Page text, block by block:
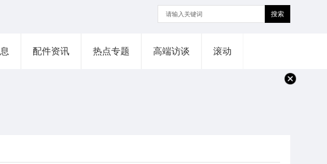
搜索
配件资讯 热点专题 高端访谈 滚动